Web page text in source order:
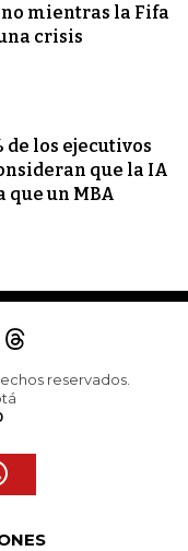
mientras la Fifa
crisis
de los ejecutivos
que la IA
que un MBA
reservados.